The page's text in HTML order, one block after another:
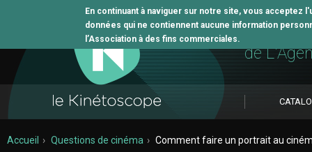
En continuant à naviguer sur notre site, vous
données qui ne contiennent aucune information
l’Association à des fins commerciales. L'outil
de
Accueil Questions de cinéma Comment faire un portrait au